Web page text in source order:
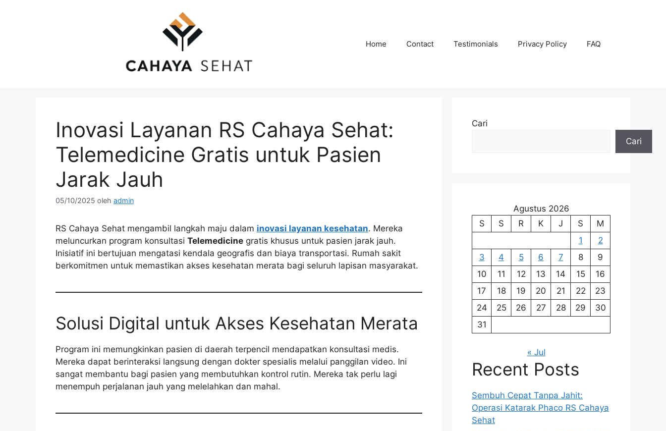
Home Contact Testimonials Privacy Policy FAQ
Inovasi Layanan RS Cahaya Sehat:
Telemedicine Gratis untuk Pasien
Jarak Jauh
05/10/2025 oleh admin
RS Cahaya Sehat mengambil langkah maju dalam inovasi layanan kesehatan. Mereka
meluncurkan program konsultasi Telemedicine gratis khusus untuk pasien jarak jauh.
Inisiatif ini bertujuan mengatasi kendala geografis dan biaya transportasi. Rumah sakit
berkomitmen untuk memastikan akses kesehatan merata bagi seluruh lapisan masyarakat.
Solusi Digital untuk Akses Kesehatan Merata
Program ini memungkinkan pasien di daerah terpencil mendapatkan konsultasi medis.
Mereka dapat berinteraksi langsung dengan dokter spesialis melalui panggilan video. Ini
sangat membantu bagi pasien yang membutuhkan kontrol rutin. Mereka tak perlu lagi
menempuh perjalanan jauh yang melelahkan dan mahal.
Cari
Cari
Agustus 2026
S
S R K J S
M
1
2
3
4 5 6 7 8
9
10
11 12 13 14 15
16
17
18 19 20 21 22
23
24
25 26 27 28 29
30
31
« Jul
Recent Posts
Sembuh Cepat Tanpa Jahit:
Operasi Katarak Phaco RS Cahaya
Sehat